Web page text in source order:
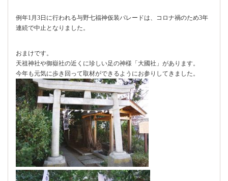
例年1月3日に行われる与野七福神仮装パレードは、コロナ禍のため3年
連続で中止となりました。
おまけです。
天祖神社や御嶽社の近くに珍しい足の神様「大國社」があります。
今年も元気に歩き回って取材ができるようにお参りしてきました。